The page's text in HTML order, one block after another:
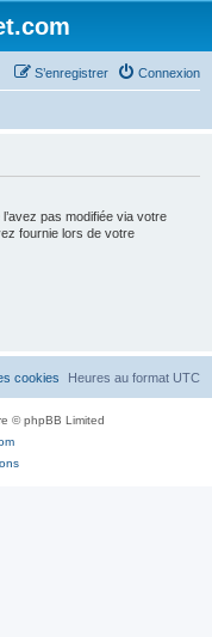
Connexion
S’enregistrer
pas modifiée via votre
fournie lors de votre
Heures au format UTC
cookies
© phpBB Limited